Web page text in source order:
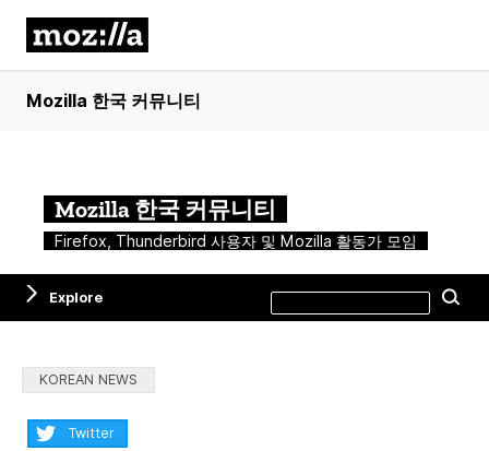
Mozilla 한국 커뮤니티
Mozilla 한국 커뮤니티
Firefox, Thunderbird 사용자 및 Mozilla 활동가 모임
Explore
this
site
Categories:
KOREAN NEWS
Share:Twitter